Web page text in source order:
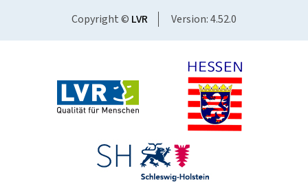
Copyright © LVR Version: 4.52.0